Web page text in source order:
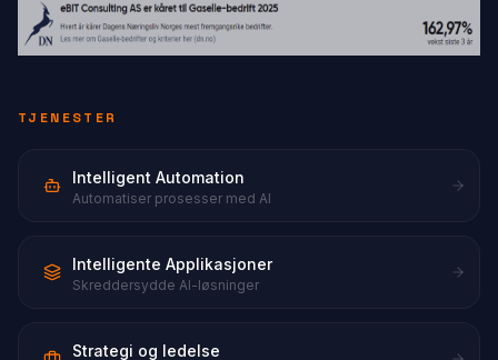
TJENESTER
Intelligent Automation
Automatiser prosesser med AI
Intelligente Applikasjoner
Skreddersydde AI-løsninger
Strategi og ledelse